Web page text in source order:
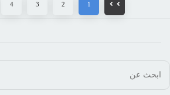
1
2
3
4